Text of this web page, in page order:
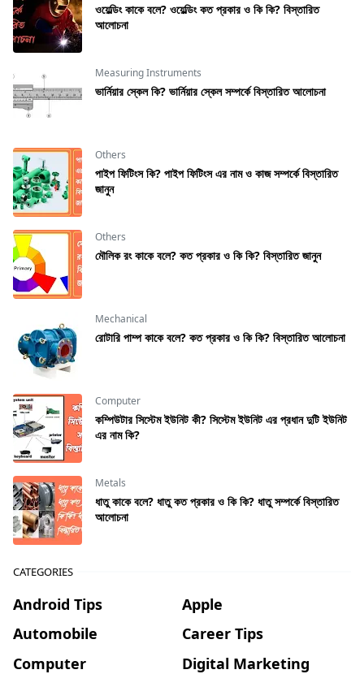
ওয়েল্ডিং কাকে বলে? ওয়েল্ডিং কত প্রকার ও কি কি? বিস্তারিত
আলোচনা
Measuring Instruments
ভার্নিয়ার স্কেল কি? ভার্নিয়ার স্কেল সম্পর্কে বিস্তারিত আলোচনা
Others
পাইপ ফিটিংস কি? পাইপ ফিটিংস এর নাম ও কাজ সম্পর্কে বিস্তারিত
জানুন
Others
মৌলিক রং কাকে বলে? কত প্রকার ও কি কি? বিস্তারিত জানুন
Mechanical
রােটারি পাম্প কাকে বলে? কত প্রকার ও কি কি? বিস্তারিত আলোচনা
Computer
কম্পিউটার সিস্টেম ইউনিট কী? সিস্টেম ইউনিট এর প্রধান দুটি ইউনিট
এর নাম কি?
Metals
ধাতু কাকে বলে? ধাতু কত প্রকার ও কি কি? ধাতু সম্পর্কে বিস্তারিত
আলোচনা
CATEGORIES
Android Tips
Apple
Automobile
Career Tips
Computer
Digital Marketing